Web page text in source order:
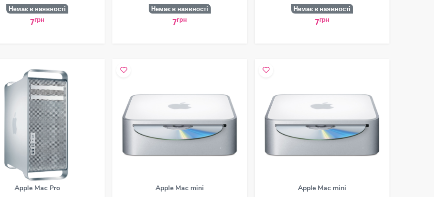
Немає в наявності
7грн
Немає в наявності
7грн
Немає в наявності
7грн
Apple Mac Pro Apple Mac mini Apple Mac mini